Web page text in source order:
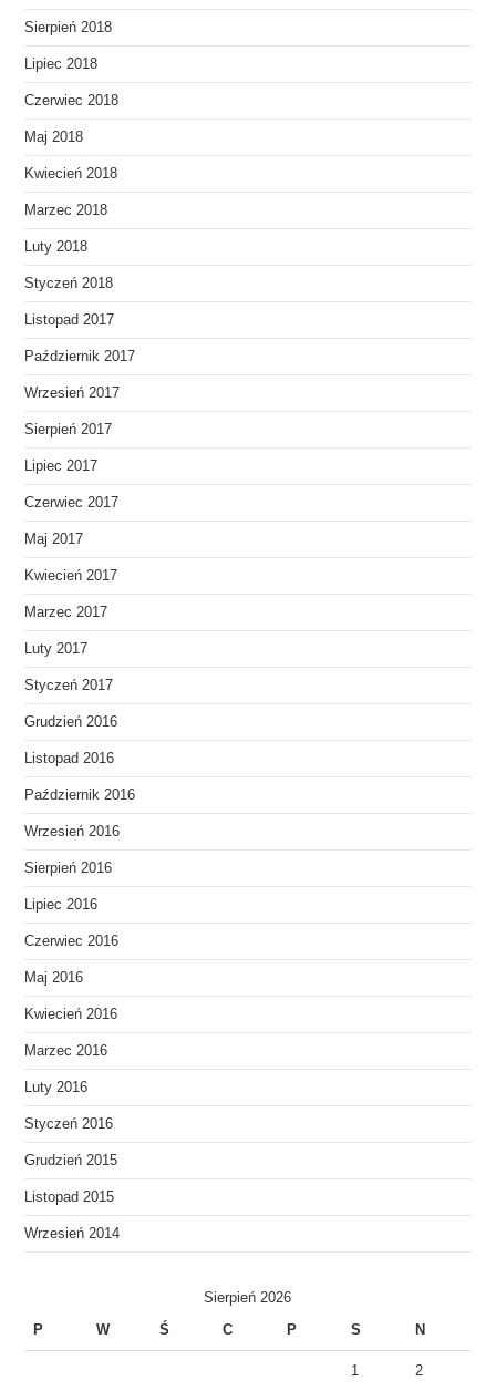
Sierpień 2018
Lipiec 2018
Czerwiec 2018
Maj 2018
Kwiecień 2018
Marzec 2018
Luty 2018
Styczeń 2018
Listopad 2017
Październik 2017
Wrzesień 2017
Sierpień 2017
Lipiec 2017
Czerwiec 2017
Maj 2017
Kwiecień 2017
Marzec 2017
Luty 2017
Styczeń 2017
Grudzień 2016
Listopad 2016
Październik 2016
Wrzesień 2016
Sierpień 2016
Lipiec 2016
Czerwiec 2016
Maj 2016
Kwiecień 2016
Marzec 2016
Luty 2016
Styczeń 2016
Grudzień 2015
Listopad 2015
Wrzesień 2014
Sierpień 2026
P W Ś C P S N
1 2